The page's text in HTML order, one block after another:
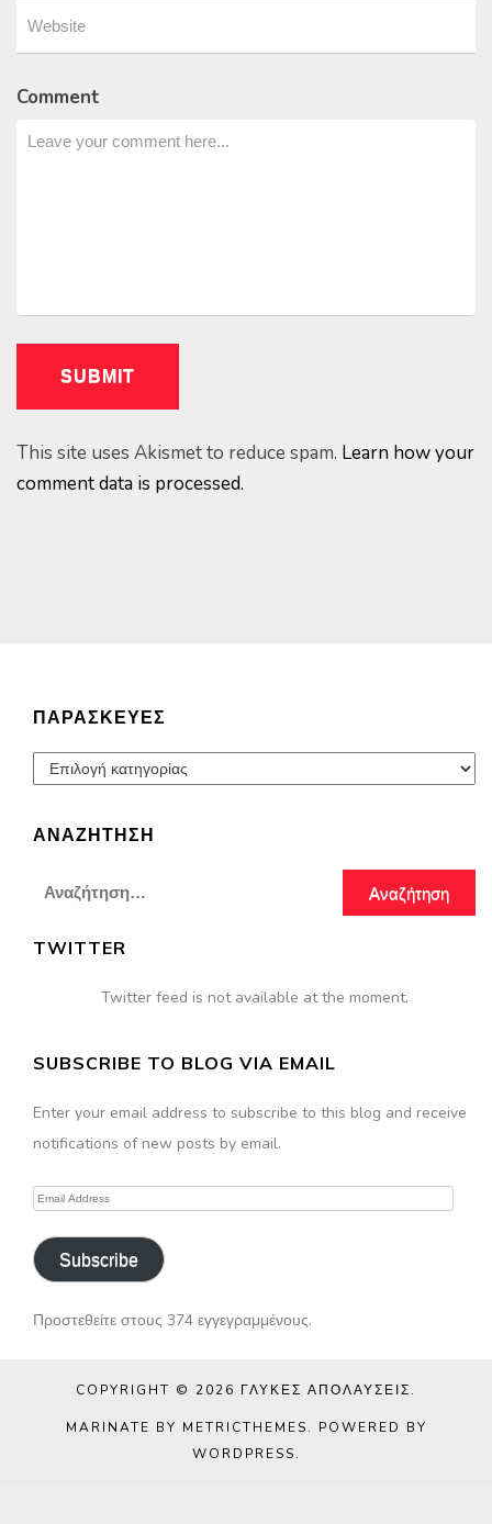
Comment
This site uses Akismet to reduce spam. Learn how your
comment data is processed.
ΠΑΡΑΣΚΕΥΈΣ
Παρασκευές
ΑΝΑΖΉΤΗΣΗ
Αναζήτηση
TWITTER
Twitter feed is not available at the moment.
SUBSCRIBE TO BLOG VIA EMAIL
Enter your email address to subscribe to this blog and receive
notifications of new posts by email.
Email
Subscribe
Προστεθείτε στους 374 εγγεγραμμένους.
COPYRIGHT © 2026 ΓΛΥΚΈΣ ΑΠΟΛΑΎΣΕΙΣ.
MARINATE BY METRICTHEMES. POWERED BY
WORDPRESS.